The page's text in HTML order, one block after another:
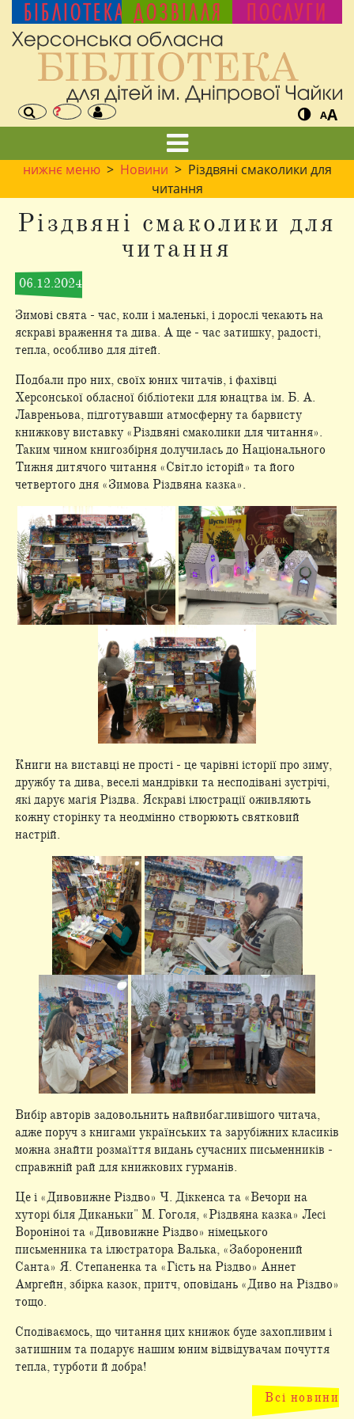
БІБЛІОТЕКА ДОЗВІЛЛЯ ПОСЛУГИ
AA
нижнє меню> Новини > Різдвяні смаколики для
читання
Різдвяні смаколики для
читання
06.12.2024
Зимові свята - час, коли і маленькі, і дорослі чекають на
яскраві враження та дива. А ще - час затишку, радості,
тепла, особливо для дітей.
Подбали про них, своїх юних читачів, і фахівці
Херсонської обласної бібліотеки для юнацтва ім. Б. А.
Лавреньова, підготувавши атмосферну та барвисту
книжкову виставку «Різдвяні смаколики для читання».
Таким чином книгозбірня долучилась до Національного
Тижня дитячого читання «Світло історій» та його
четвертого дня «Зимова Різдвяна казка».
Книги на виставці не прості - це чарівні історії про зиму,
дружбу та дива, веселі мандрівки та несподівані зустрічі,
які дарує магія Різдва. Яскраві ілюстрації оживляють
кожну сторінку та неодмінно створюють святковий
настрій.
Вибір авторів задовольнить найвибагливішого читача,
адже поруч з книгами українських та зарубіжних класиків
можна знайти розмаїття видань сучасних письменників -
справжній рай для книжкових гурманів.
Це і «Дивовижне Різдво» Ч. Діккенса та «Вечори на
хуторі біля Диканьки" М. Гоголя, «Різдвяна казка» Лесі
Вороніноі та «Дивовижне Різдво» німецького
письменника та ілюстратора Валька, «Заборонений
Санта» Я. Степаненка та «Гість на Різдво» Аннет
Амргейн, збірка казок, притч, оповідань «Диво на Різдво»
тощо.
Сподіваємось, що читання цих книжок буде захопливим і
затишним та подарує нашим юним відвідувачам почуття
тепла, турботи й добра!
Всі новини